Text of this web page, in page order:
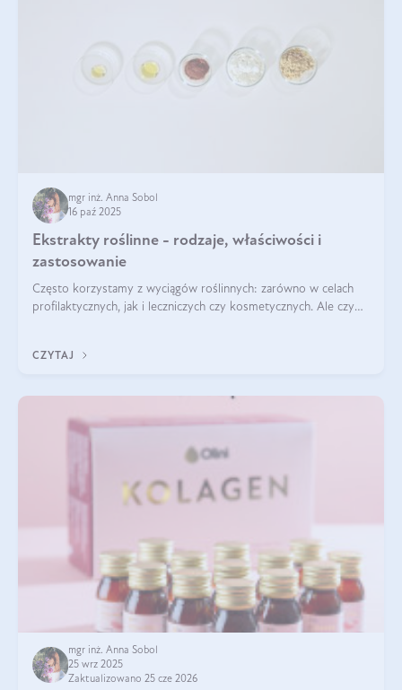
mgr inż. Anna Sobol
16 paź 2025
Ekstrakty roślinne - rodzaje, właściwości i
zastosowanie
Często korzystamy z wyciągów roślinnych: zarówno w celach
profilaktycznych, jak i leczniczych czy kosmetycznych. Ale czy
CZYTAJ
mgr inż. Anna Sobol
25 wrz 2025
Zaktualizowano 25 cze 2026